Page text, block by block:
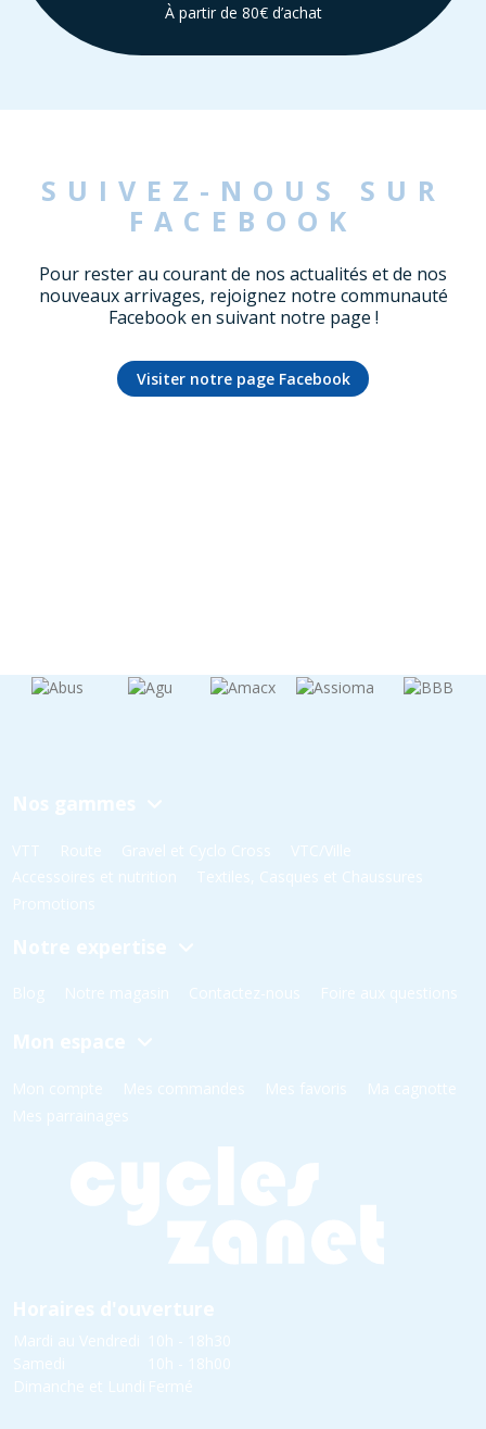
À partir de 80€ d’achat
SUIVEZ-NOUS SUR
FACEBOOK
Pour rester au courant de nos actualités et de nos
nouveaux arrivages, rejoignez notre communauté
Facebook en suivant notre page !
Visiter notre page Facebook
Nos gammes
VTT Route Gravel et Cyclo Cross
VTC/Ville
Accessoires et nutrition
Textiles, Casques et Chaussures
Promotions
Notre expertise
Blog Notre magasin Contactez-nous Foire aux questions
Mon espace
Mon compte Mes commandes Mes favoris
Ma cagnotte
Mes parrainages
Horaires d'ouverture
Mardi au Vendredi
10h - 18h30
Samedi
10h - 18h00
Dimanche et Lundi Fermé